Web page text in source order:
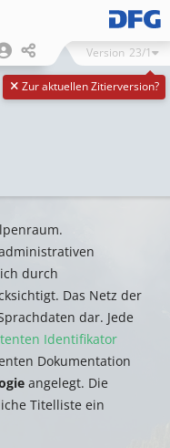
Zur aktuellen Zitierversion?
Version 23/1
durch
Das Netz der
dar. Jede
Identifikator
Dokumentation
angelegt. Die
Titelliste ein